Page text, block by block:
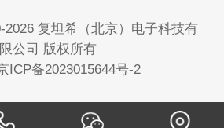
复坦希（北京）电子科技有
限公司 版权所有
ICP备2023015644号-2